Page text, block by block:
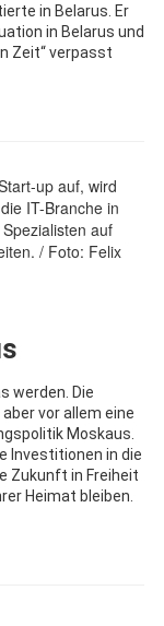
in Belarus. Er
in Belarus und
Zeit“ verpasst
werden. Die
vor allem eine
Moskaus.
Investitionen in die
Zukunft in Freiheit
Heimat bleiben.